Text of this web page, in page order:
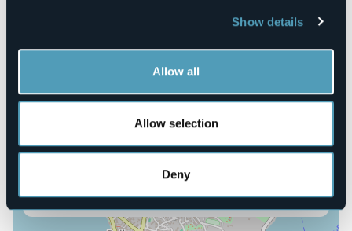
Show details
Allow all
Allow selection
Deny
E-mail
Website
https://www.comune.verbania.it/Novita/Notizie/FerMenti-
28922 - Verbania Pallanza (VB)